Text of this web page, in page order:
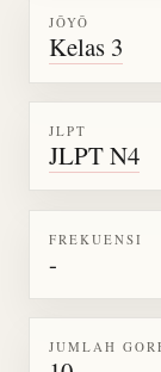
JŌYŌ
Kelas 3
JLPT
JLPT N4
FREKUENSI
-
JUMLAH